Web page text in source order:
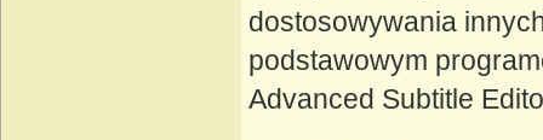
dostosowywania
podstawowym
Advanced Subtitle